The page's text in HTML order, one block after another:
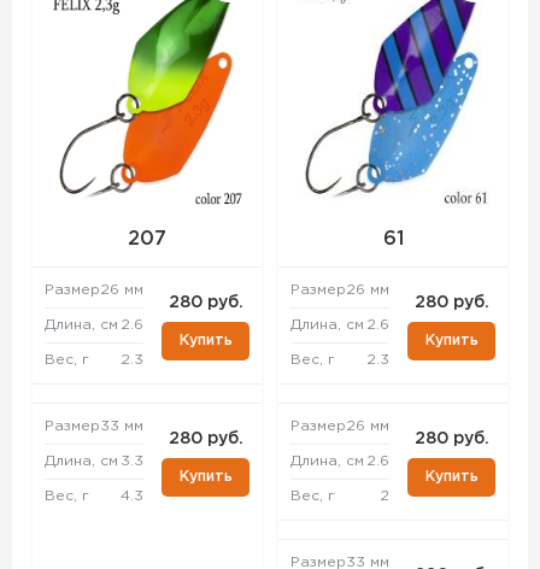
207
Размер26 мм
Длина, см 2.6
Вес, г 2.3
280 руб.
Купить
Размер33 мм
Длина, см 3.3
Вес, г 4.3
280 руб.
Купить
61
Размер26 мм
Длина, см 2.6
Вес, г 2.3
280 руб.
Купить
Размер26 мм
Длина, см 2.6
Вес, г 2
280 руб.
Купить
Размер33 мм